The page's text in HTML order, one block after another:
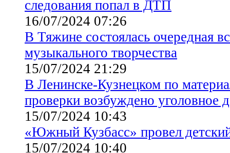
следования попал в ДТП
16/07/2024 07:26
В Тяжине состоялась очередная
музыкального творчества
15/07/2024 21:29
В Ленинске-Кузнецком по
проверки возбуждено уголовное
15/07/2024 10:43
«Южный Кузбасс» провел
15/07/2024 10:40